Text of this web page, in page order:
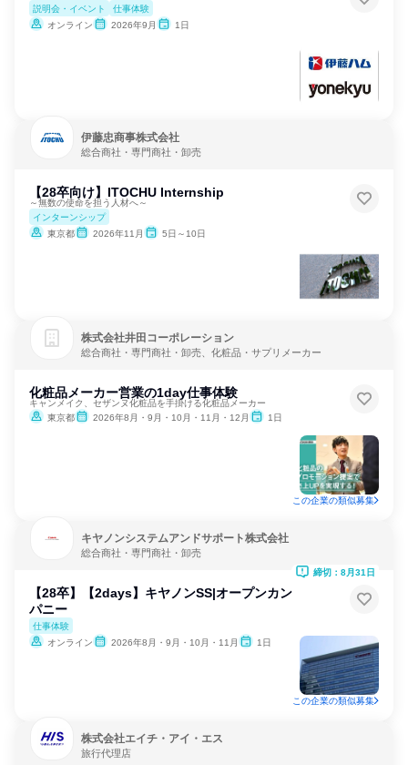
説明会・イベント
仕事体験
オンライン
2026年9月 1日
伊藤忠商事株式会社
総合商社・専門商社・卸売
【28卒向け】ITOCHU Internship
～無数の使命を担う人材へ～
インターンシップ
東京都
2026年11月 5日～10日
株式会社井田コーポレーション
総合商社・専門商社・卸売、化粧品・サプリメーカー
化粧品メーカー営業の1day仕事体験
キャンメイク、セザンヌ化粧品を手掛ける化粧品メーカー
東京都
2026年8月・9月・10月・11月・12月 1日
この企業の類似募集
キヤノンシステムアンドサポート株式会社
総合商社・専門商社・卸売
【28卒】【2days】キヤノンSS|オープンカン
パニー
仕事体験
オンライン
2026年8月・9月・10月・11月 1日
締切：8月31日
この企業の類似募集
株式会社エイチ・アイ・エス
旅行代理店